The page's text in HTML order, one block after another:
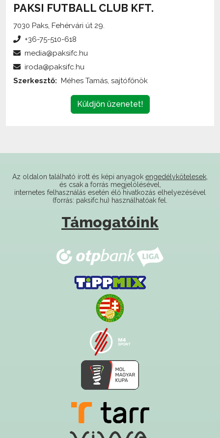
7030 Paks, Fehérvári út 29.
Küldjön üzenetet!
internetes felhasználás esetén élő hivatkozás elhelyezésével
(forrás: paksifc.hu) használhatóak fel.
Támogatóink